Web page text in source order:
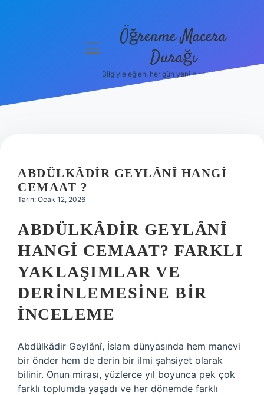
Hakkımızda
menüyü Öğrenme Macera
Durağı
Bilgiyle eğlen, her gün yeni bir şeyler öğren!
ABDÜLKÂDIR GEYLÂNÎ HANGI
CEMAAT ?
Tarih: Ocak 12, 2026
ABDÜLKÂDIR GEYLÂNÎ
HANGI CEMAAT? FARKLI
YAKLAŞIMLAR VE
DERINLEMESINE BIR
İNCELEME
Abdülkâdir Geylânî, İslam dünyasında hem manevi
bir önder hem de derin bir ilmi şahsiyet olarak
bilinir. Onun mirası, yüzlerce yıl boyunca pek çok
farklı toplumda yaşadı ve her dönemde farklı